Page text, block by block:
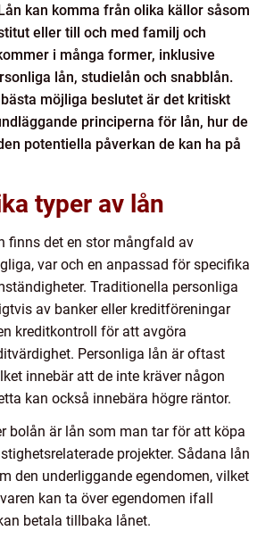
kan komma från olika källor såsom
eller till och med familj och
i många former, inklusive
lån, studielån och snabblån.
möjliga beslutet är det kritiskt
principerna för lån, hur de
potentiella påverkan de kan ha på
typer av lån
finns det en stor mångfald av
var och en anpassad för specifika
Traditionella personliga
av banker eller kreditföreningar
kreditkontroll för att avgöra
Personliga lån är oftast
innebär att de inte kräver någon
kan också innebära högre räntor.
bolån är lån som man tar för att köpa
projekter. Sådana lån
den underliggande egendomen, vilket
kan ta över egendomen ifall
betala tillbaka lånet.